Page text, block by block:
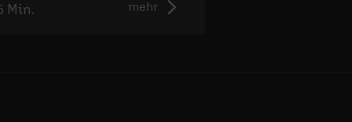
mehr
Min.